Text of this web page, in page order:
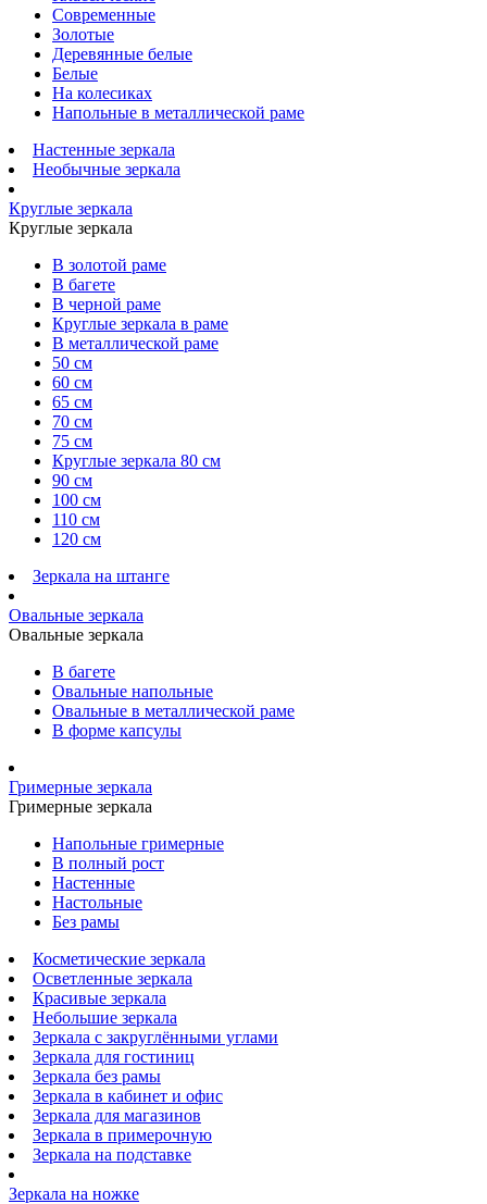
Современные
Золотые
Деревянные белые
Белые
На колесиках
Напольные в металлической раме
Настенные зеркала
Необычные зеркала
Круглые зеркала
Круглые зеркала
В золотой раме
В багете
В черной раме
Круглые зеркала в раме
В металлической раме
50 см
60 см
65 см
70 см
75 см
Круглые зеркала 80 см
90 см
100 см
110 см
120 см
Зеркала на штанге
Овальные зеркала
Овальные зеркала
В багете
Овальные напольные
Овальные в металлической раме
В форме капсулы
Гримерные зеркала
Гримерные зеркала
Напольные гримерные
В полный рост
Настенные
Настольные
Без рамы
Косметические зеркала
Осветленные зеркала
Красивые зеркала
Небольшие зеркала
Зеркала с закруглёнными углами
Зеркала для гостиниц
Зеркала без рамы
Зеркала в кабинет и офис
Зеркала для магазинов
Зеркала в примерочную
Зеркала на подставке
Зеркала на ножке